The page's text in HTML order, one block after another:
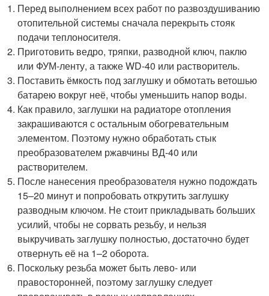
Перед выполнением всех работ по развоздушиванию
отопительной системы сначала перекрыть стояк
подачи теплоносителя.
Приготовить ведро, тряпки, разводной ключ, паклю
или ФУМ-ленту, а также WD-40 или растворитель.
Поставить ёмкость под заглушку и обмотать ветошью
батарею вокруг неё, чтобы уменьшить напор воды.
Как правило, заглушки на радиаторе отопления
закрашиваются с остальным обогревательным
элементом. Поэтому нужно обработать стык
преобразователем ржавчины ВД-40 или
растворителем.
После нанесения преобразователя нужно подождать
15–20 минут и попробовать открутить заглушку
разводным ключом. Не стоит прикладывать больших
усилий, чтобы не сорвать резьбу, и нельзя
выкручивать заглушку полностью, достаточно будет
отвернуть её на 1–2 оборота.
Поскольку резьба может быть лево- или
правосторонней, поэтому заглушку следует